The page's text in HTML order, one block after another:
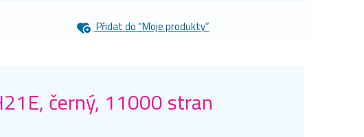
Přidat do “Moje produkty”
černý, 11000 stran